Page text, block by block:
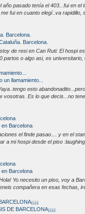
año pasado tenía el 403...fui en
fui en cuanto elegí..va
Barcelona.
Barcelona.
de resi en Can Ruti: El hospi
partos o algo asi, es universitario,
un llamamiento...
esto
vosotras. Es lo que decis...no
en Barcelona
el finde pasao.... y en el
a mi hospi desde el piso
en Barcelona
Yo necesito un piso, voy a
compañera en esas fechas,
DE BARCELONA¡¡¡¡